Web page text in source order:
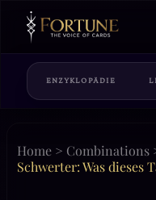
ENZYKLOPÄDIE
Home > Combinations
Schwerter: Was dieses